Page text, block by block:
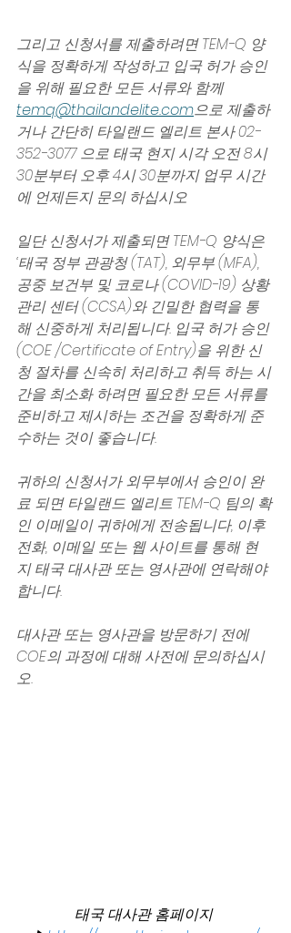
그리고 신청서를 제출하려면 TEM-Q 양
식을 정확하게 작성하고 입국 허가 승인
을 위해 필요한 모든 서류와 함께
temq@thailandelite.com으로 제출하
거나 간단히 타일랜드 엘리트 본사 02-
352-3077 으로 태국 현지 시각 오전 8시
30분부터 오후 4시 30분까지 업무 시간
에 언제든지 문의 하십시오
일단 신청서가 제출되면 TEM-Q 양식은
‘태국 정부 관광청 (TAT), 외무부 (MFA),
공중 보건부 및 코로나 (COVID-19) 상황
관리 센터 (CCSA)와 긴밀한 협력을 통
해 신중하게 처리됩니다. 입국 허가 승인
(COE /Certificate of Entry)을 위한 신
청 절차를 신속히 처리하고 취득 하는 시
간을 최소화 하려면 필요한 모든 서류를
준비하고 제시하는 조건을 정확하게 준
수하는 것이 좋습니다.
귀하의 신청서가 외무부에서 승인이 완
료 되면 타일랜드 엘리트 TEM-Q 팀의 확
인 이메일이 귀하에게 전송됩니다, 이후
전화, 이메일 또는 웹 사이트를 통해 현
지 태국 대사관 또는 영사관에 ​​연락해야
합니다.
대사관 또는 영사관을 방문하기 전에
COE의 과정에 대해 사전에 문의하십시
오.
태국 대사관 홈페이지